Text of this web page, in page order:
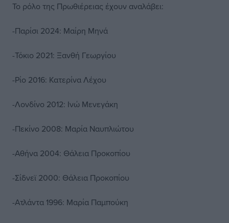
Το ρόλο της Πρωθιέρειας έχουν αναλάβει:
-Παρίσι 2024: Μαίρη Μηνά
-Τόκιο 2021: Ξανθή Γεωργίου
-Ρίο 2016: Κατερίνα Λέχου
-Λονδίνο 2012: Ινώ Μενεγάκη
-Πεκίνο 2008: Μαρία Ναυπλιώτου
-Αθήνα 2004: Θάλεια Προκοπίου
-Σίδνεϊ 2000: Θάλεια Προκοπίου
-Ατλάντα 1996: Μαρία Παμπούκη